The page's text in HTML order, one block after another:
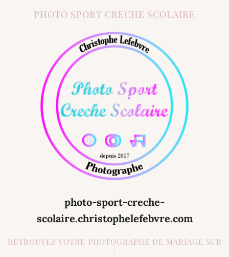
PHOTO SPORT CRECHE SCOLAIRE
photo-sport-creche-
scolaire.christophelefebvre.com
RETROUVEZ VOTRE PHOTOGRAPHE DE MARIAGE SUR
: